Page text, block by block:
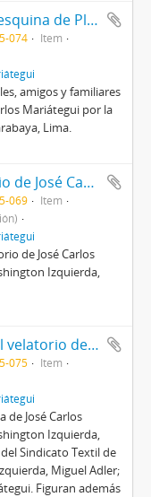
Cortejo Fúnebre en la esquina de Plaza San Martín
074
Item
amigos y familiares
Mariátegui por la
Lima.
Fotografías del velatorio de José Carlos Mariátegui
069
Item
de José Carlos
Izquierda,
Guardia de honor en el velatorio de José Carlos Mariátegui
075
Item
de José Carlos
Izquierda,
Sindicato Textil de
Miguel Adler;
Figuran además